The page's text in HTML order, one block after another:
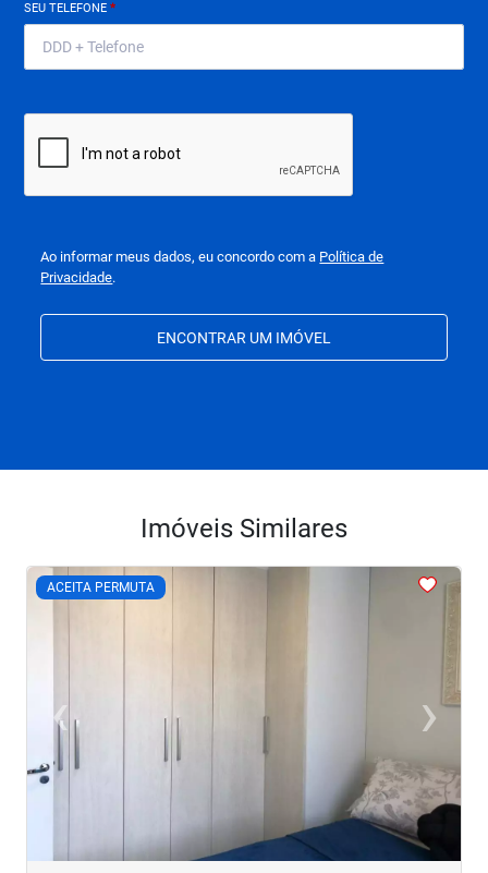
SEU TELEFONE*
Ao informar meus dados, eu concordo com a Política de
Privacidade.
ENCONTRAR UM IMÓVEL
Imóveis Similares
ACEITA PERMUTA
<<<<
‹
Previous ›Next